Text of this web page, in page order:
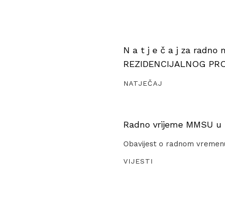
N a t j e č a j za radno
REZIDENCIJALNOG
NATJEČAJ
Radno vrijeme MMSU
Obavijest o radnom
VIJESTI